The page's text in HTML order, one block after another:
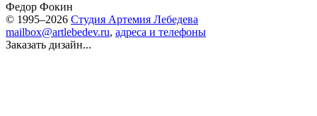
Федор Фокин
© 1995–2026 Студия Артемия Лебедева
mailbox@artlebedev.ru, адреса и телефоны
Заказать дизайн...